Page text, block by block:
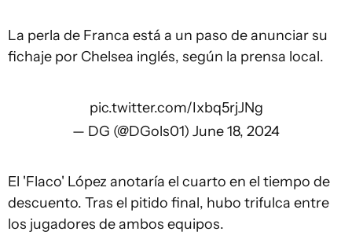
La perla de Franca está a un paso de anunciar su
fichaje por Chelsea inglés, según la prensa local.
pic.twitter.com/Ixbq5rjJNg
— DG (@DGols01) June 18, 2024
El 'Flaco' López anotaría el cuarto en el tiempo de
descuento. Tras el pitido final, hubo trifulca entre
los jugadores de ambos equipos.